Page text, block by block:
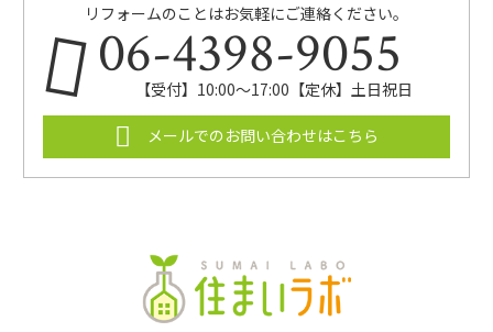
リフォームのことはお気軽にご連絡ください。
06-4398-9055
【受付】10:00～17:00【定休】土日祝日
メールでのお問い合わせはこちら